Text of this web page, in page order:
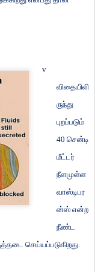
v
விதையிலி
ருந்து
புறப்படும்
40 சென்டி
மீட்டர்
நீளமுள்ள
வாஸ்டிபர
ன்ஸ் என்ற
நீண்ட
செய்யப்படுகிறது.